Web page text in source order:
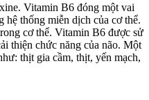
Vitamin B6 đóng một vai
hệ thống miễn dịch của cơ thể.
cơ thể. Vitamin B6 được sử
thiện chức năng của não. Một
thịt gia cầm, thịt, yến mạch,